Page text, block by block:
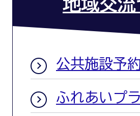
公共施設予
ふれあいプ